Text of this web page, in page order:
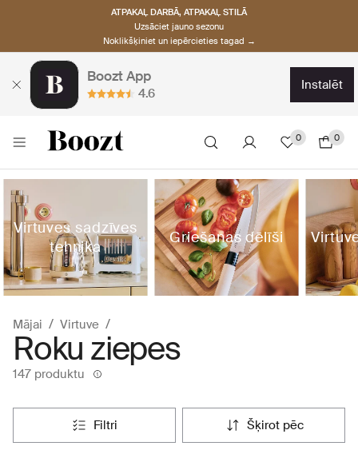
ATPAKAĻ DARBĀ, ATPAKAĻ STILĀ
Uzsāciet jauno sezonu
Noklikšķiniet un iepērcieties tagad →
Boozt App
4.6
instalēt
0 0
Virtuves sadzīves
tehnika
Griešanas dēlīši
Mājai Virtuve
Roku ziepes
147 produktu
filtri šķirot pēc